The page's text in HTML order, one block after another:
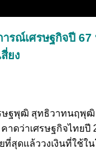
ารณ์เศรษฐกิจปี
ยง
ษฐพุฒิ สุทธิวาทนฤพุฒิ
าดว่าเศรษฐกิจไทยปี
ที่สุดแล้ววงเงินที่ใช้